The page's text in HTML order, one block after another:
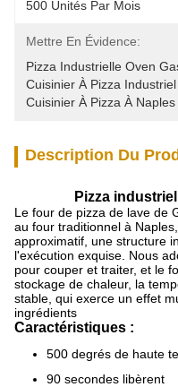
500 Unités Par Mois
Mettre En Évidence:
Pizza Industrielle Oven
Cuisinier À Pizza
Cuisinier À Pizza À Naples
Description Du
Pizza
Le four de pizza de lave de
au four traditionnel à
approximatif, une structure
l'exécution exquise. Nous
pour couper et traiter, et le
stockage de chaleur, la
stable, qui exerce un effet
ingrédients
Caractéristiques :
500 degrés de haute
90 secondes libèrent